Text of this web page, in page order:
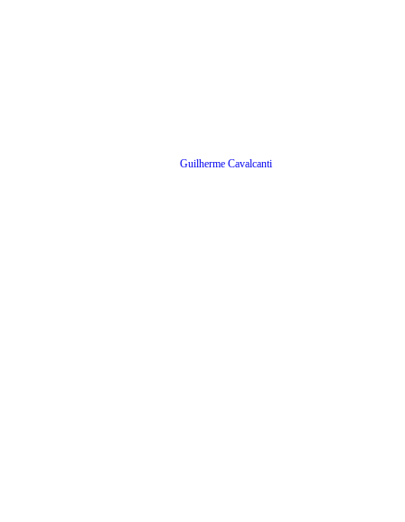
Guilherme Cavalcanti